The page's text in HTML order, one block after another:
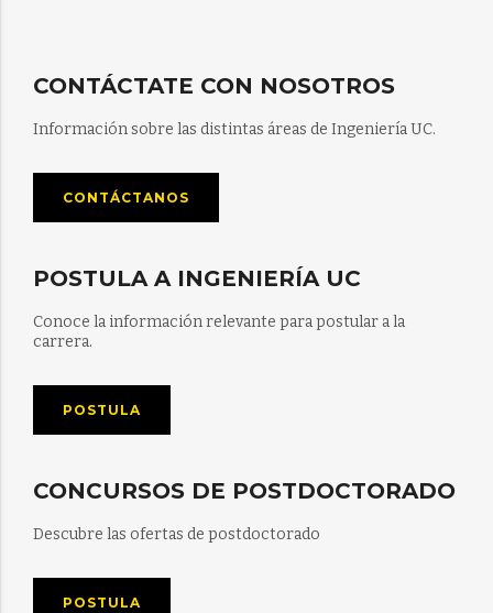
CONTÁCTATE CON NOSOTROS
Información sobre las distintas áreas de Ingeniería UC.
CONTÁCTANOS
POSTULA A INGENIERÍA UC
Conoce la información relevante para postular a la
carrera.
POSTULA
CONCURSOS DE POSTDOCTORADO
Descubre las ofertas de postdoctorado
POSTULA